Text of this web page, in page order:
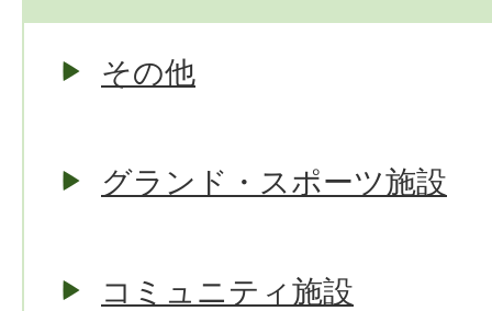
その他
グランド・スポーツ施設
コミュニティ施設